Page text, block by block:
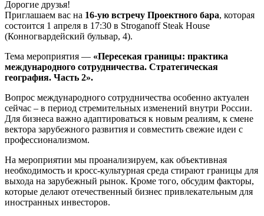
Дорогие друзья!
Приглашаем вас на 16-ую встречу Проектного бара, которая
состоится 1 апреля в 17:30 в Stroganoff Steak House
(Конногвардейский бульвар, 4).
Тема мероприятия — «Пересекая границы: практика
международного сотрудничества. Стратегическая
география. Часть 2».
Вопрос международного сотрудничества особенно актуален
сейчас – в период стремительных изменений внутри России.
Для бизнеса важно адаптироваться к новым реалиям, к смене
вектора зарубежного развития и совместить свежие идеи с
профессионализмом.
На мероприятии мы проанализируем, как объективная
необходимость и кросс-культурная среда стирают границы для
выхода на зарубежный рынок. Кроме того, обсудим факторы,
которые делают отечественный бизнес привлекательным для
иностранных инвесторов.